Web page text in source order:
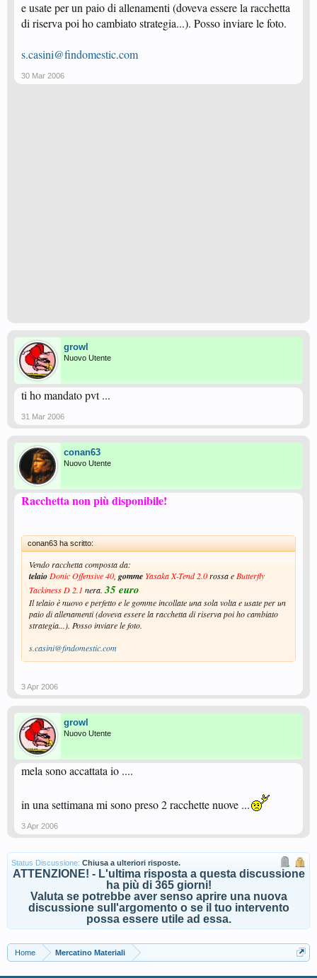
e usate per un paio di allenamenti (doveva essere la racchetta
di riserva poi ho cambiato strategia...). Posso inviare le foto.
s.casini@findomestic.com
30 Mar 2006
growl
Nuovo Utente
ti ho mandato pvt ...
31 Mar 2006
conan63
Nuovo Utente
Racchetta non più disponibile!
conan63 ha scritto:
Vendo racchetta composta da:
telaio Donic Offensive 40 gomme Yasaka X-Tend 2.0rossae Butterfly
Tackiness D 2.1 nera.35 euro
Il telaio è nuovo e perfetto e le gomme incollate una sola volta e usate per un
paio di allenamenti (doveva essere la racchetta di riserva poi ho cambiato
strategia...). Posso inviare le foto.
s.casini@findomestic.com
3 Apr 2006
growl
Nuovo Utente
mela sono accattata io ....
in una settimana mi sono preso 2 racchette nuove ...
3 Apr 2006
Status Discussione: Chiusa a ulteriori risposte.
ATTENZIONE! - L'ultima risposta a questa discussione
ha più di 365 giorni!
Valuta se potrebbe aver senso aprire una nuova
discussione sull'argomento o se il tuo intervento
possa essere utile ad essa.
Home Mercatino Materiali